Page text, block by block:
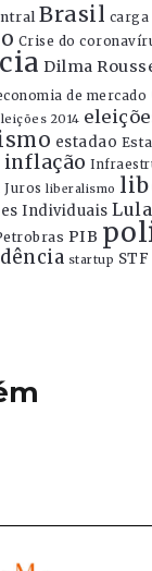
Brasil
Crise do
Dilma
de mercado
2014
estadao
inflação
Juros liberalismo
Individuais Lula
PIB
startup STF